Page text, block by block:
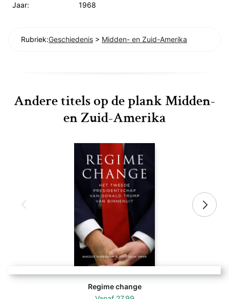
Jaar: 1968
Rubriek:Geschiedenis > Midden- en Zuid-Amerika
Andere titels op de plank Midden-
en Zuid-Amerika
Regime change